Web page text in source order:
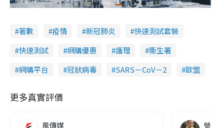
著數 疫情 新冠肺炎
快速測試套裝
快速測試
網購優惠 護理
衞生署
網購平台
冠狀病毒 SARS－CoV－2 歐盟
更多真實評價
風傳媒 營養